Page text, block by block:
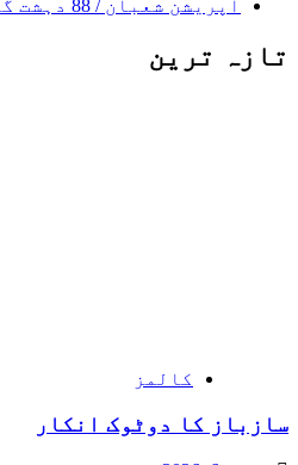
آپریشن شعبان / 88 دہشت گرد ہلاک
تازہ ترین
کالمز
سازباز کا دوٹوک انکار